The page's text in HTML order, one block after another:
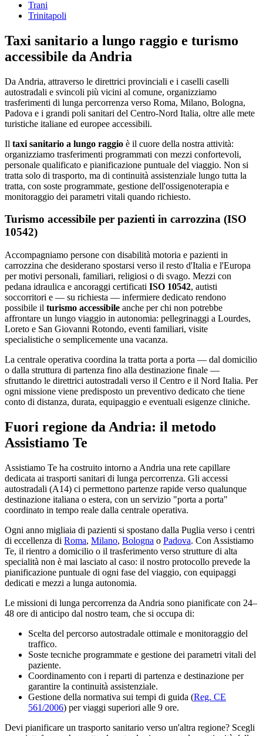
Trani
Trinitapoli
Taxi sanitario a lungo raggio e turismo
accessibile da Andria
Da Andria, attraverso le direttrici provinciali e i caselli caselli
autostradali e svincoli più vicini al comune, organizziamo
trasferimenti di lunga percorrenza verso Roma, Milano, Bologna,
Padova e i grandi poli sanitari del Centro-Nord Italia, oltre alle mete
turistiche italiane ed europee accessibili.
Il taxi sanitario a lungo raggio è il cuore della nostra attività:
organizziamo trasferimenti programmati con mezzi confortevoli,
personale qualificato e pianificazione puntuale del viaggio. Non si
tratta solo di trasporto, ma di continuità assistenziale lungo tutta la
tratta, con soste programmate, gestione dell'ossigenoterapia e
monitoraggio dei parametri vitali quando richiesto.
Turismo accessibile per pazienti in carrozzina (ISO
10542)
Accompagniamo persone con disabilità motoria e pazienti in
carrozzina che desiderano spostarsi verso il resto d'Italia e l'Europa
per motivi personali, familiari, religiosi o di svago. Mezzi con
pedana idraulica e ancoraggi certificati ISO 10542, autisti
soccorritori e — su richiesta — infermiere dedicato rendono
possibile il turismo accessibile anche per chi non potrebbe
affrontare un lungo viaggio in autonomia: pellegrinaggi a Lourdes,
Loreto e San Giovanni Rotondo, eventi familiari, visite
specialistiche o semplicemente una vacanza.
La centrale operativa coordina la tratta porta a porta — dal domicilio
o dalla struttura di partenza fino alla destinazione finale —
sfruttando le direttrici autostradali verso il Centro e il Nord Italia. Per
ogni missione viene predisposto un preventivo dedicato che tiene
conto di distanza, durata, equipaggio e eventuali esigenze cliniche.
Fuori regione da Andria: il metodo
Assistiamo Te
Assistiamo Te ha costruito intorno a Andria una rete capillare
dedicata ai trasporti sanitari di lunga percorrenza. Gli accessi
autostradali (A14) ci permettono partenze rapide verso qualunque
destinazione italiana o estera, con un servizio "porta a porta"
coordinato in tempo reale dalla centrale operativa.
Ogni anno migliaia di pazienti si spostano dalla Puglia verso i centri
di eccellenza di Roma, Milano, Bologna o Padova. Con Assistiamo
Te, il rientro a domicilio o il trasferimento verso strutture di alta
specialità non è mai lasciato al caso: il nostro protocollo prevede la
pianificazione puntuale di ogni fase del viaggio, con equipaggi
dedicati e mezzi a lunga autonomia.
Le missioni di lunga percorrenza da Andria sono pianificate con 24–
48 ore di anticipo dal nostro team, che si occupa di:
Scelta del percorso autostradale ottimale e monitoraggio del
traffico.
Soste tecniche programmate e gestione dei parametri vitali del
paziente.
Coordinamento con i reparti di partenza e destinazione per
garantire la continuità assistenziale.
Gestione della normativa sui tempi di guida (Reg. CE
561/2006) per viaggi superiori alle 9 ore.
Devi pianificare un trasporto sanitario verso un'altra regione? Scegli